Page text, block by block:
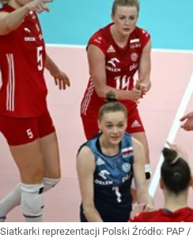
Siatkarki reprezentacji Polski Źródło: PAP /